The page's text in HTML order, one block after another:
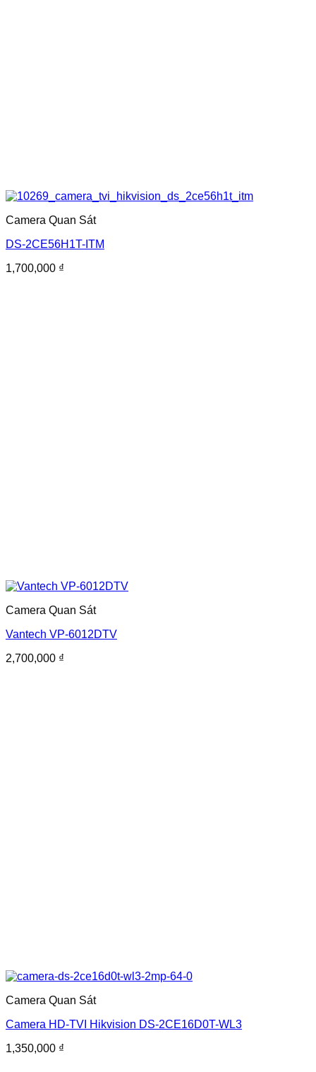
Camera Quan Sát
DS-2CE56H1T-ITM
1,700,000 ₫
Camera Quan Sát
Vantech VP-6012DTV
2,700,000 ₫
Camera Quan Sát
Camera HD-TVI Hikvision DS-2CE16D0T-WL3
1,350,000 ₫